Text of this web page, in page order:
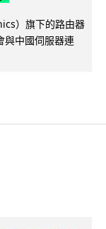
）旗下的路由器
與中國伺服器連